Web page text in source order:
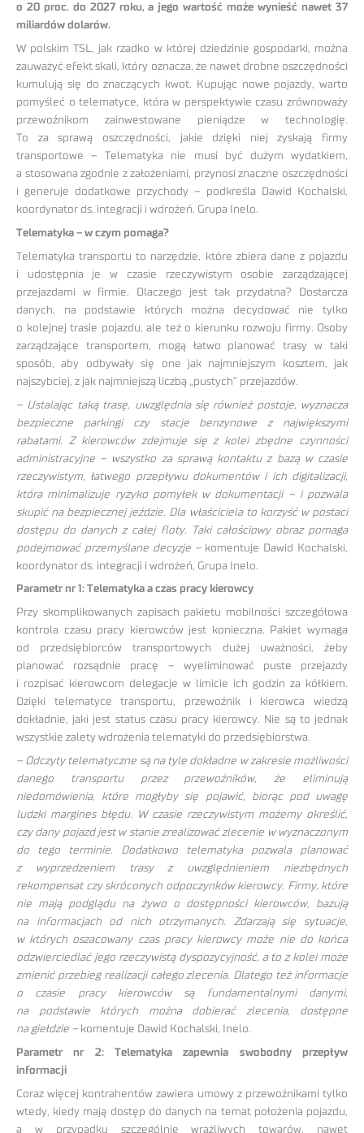
o 20 proc. do 2027 roku, a jego wartość może wynieść nawet 37
miliardów dolarów.
W polskim TSL, jak rzadko w której dziedzinie gospodarki, można
zauważyć efekt skali, który oznacza, że nawet drobne oszczędności
kumulują się do znaczących kwot. Kupując nowe pojazdy, warto
pomyśleć o telematyce, która w perspektywie czasu zrównoważy
przewoźnikom zainwestowane pieniądze w technologię.
To za sprawą oszczędności, jakie dzięki niej zyskają firmy
transportowe – Telematyka nie musi być dużym wydatkiem,
a stosowana zgodnie z założeniami, przynosi znaczne oszczędności
i generuje dodatkowe przychody – podkreśla Dawid Kochalski,
koordynator ds. integracji i wdrożeń, Grupa Inelo.
Telematyka – w czym pomaga?
Telematyka transportu to narzędzie, które zbiera dane z pojazdu
i udostępnia je w czasie rzeczywistym osobie zarządzającej
przejazdami w firmie. Dlaczego jest tak przydatna? Dostarcza
danych, na podstawie których można decydować nie tylko
o kolejnej trasie pojazdu, ale też o kierunku rozwoju firmy. Osoby
zarządzające transportem, mogą łatwo planować trasy w taki
sposób, aby odbywały się one jak najmniejszym kosztem, jak
najszybciej, z jak najmniejszą liczbą „pustych” przejazdów.
– Ustalając taką trasę, uwzględnia się również postoje, wyznacza
bezpieczne parkingi czy stacje benzynowe z największymi
rabatami. Z kierowców zdejmuje się z kolei zbędne czynności
administracyjne – wszystko za sprawą kontaktu z bazą w czasie
rzeczywistym, łatwego przepływu dokumentów i ich digitalizacji,
która minimalizuje ryzyko pomyłek w dokumentacji – i pozwala
skupić na bezpiecznej jeździe. Dla właściciela to korzyść w postaci
dostępu do danych z całej floty. Taki całościowy obraz pomaga
podejmować przemyślane decyzje –komentuje Dawid Kochalski,
koordynator ds. integracji i wdrożeń, Grupa Inelo.
Parametr nr 1: Telematyka a czas pracy kierowcy
Przy skomplikowanych zapisach pakietu mobilności szczegółowa
kontrola czasu pracy kierowców jest konieczna. Pakiet wymaga
od przedsiębiorców transportowych dużej uważności, żeby
planować rozsądnie pracę – wyeliminować puste przejazdy
i rozpisać kierowcom delegacje w limicie ich godzin za kółkiem.
Dzięki telematyce transportu, przewoźnik i kierowca wiedzą
dokładnie, jaki jest status czasu pracy kierowcy. Nie są to jednak
wszystkie zalety wdrożenia telematyki do przedsiębiorstwa.
– Odczyty telematyczne są na tyle dokładne w zakresie możliwości
danego transportu przez przewoźników, że eliminują
niedomówienia, które mogłyby się pojawić, biorąc pod uwagę
ludzki margines błędu. W czasie rzeczywistym możemy określić,
czy dany pojazd jest w stanie zrealizować zlecenie w wyznaczonym
do tego terminie. Dodatkowo telematyka pozwala planować
z wyprzedzeniem trasy z uwzględnieniem niezbędnych
rekompensat czy skróconych odpoczynków kierowcy. Firmy, które
nie mają podglądu na żywo o dostępności kierowców, bazują
na informacjach od nich otrzymanych. Zdarzają się sytuacje,
w których oszacowany czas pracy kierowcy może nie do końca
odzwierciedlać jego rzeczywistą dyspozycyjność, a to z kolei może
zmienić przebieg realizacji całego zlecenia. Dlatego też informacje
o czasie pracy kierowców są fundamentalnymi danymi,
na podstawie których można dobierać zlecenia, dostępne
na giełdzie – komentuje Dawid Kochalski, Inelo.
Parametr nr 2: Telematyka zapewnia swobodny przepływ
informacji
Coraz więcej kontrahentów zawiera umowy z przewoźnikami tylko
wtedy, kiedy mają dostęp do danych na temat położenia pojazdu,
a w przypadku szczególnie wrażliwych towarów, nawet